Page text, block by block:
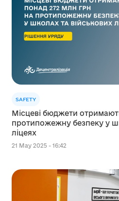
SAFETY
Місцеві бюджети
протипожежну безпеку у
ліцеях
21 May 2025 - 16:42